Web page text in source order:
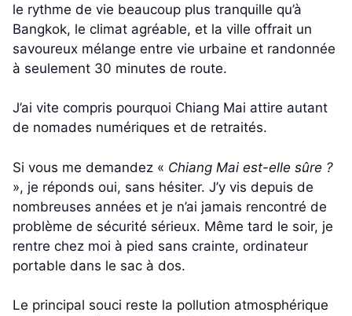
le rythme de vie beaucoup plus tranquille qu’à
Bangkok, le climat agréable, et la ville offrait un
savoureux mélange entre vie urbaine et randonnée
à seulement 30 minutes de route.
J’ai vite compris pourquoi Chiang Mai attire autant
de nomades numériques et de retraités.
Si vous me demandez « Chiang Mai est-elle sûre ?
», je réponds oui, sans hésiter. J’y vis depuis de
nombreuses années et je n’ai jamais rencontré de
problème de sécurité sérieux. Même tard le soir, je
rentre chez moi à pied sans crainte, ordinateur
portable dans le sac à dos.
Le principal souci reste la pollution atmosphérique